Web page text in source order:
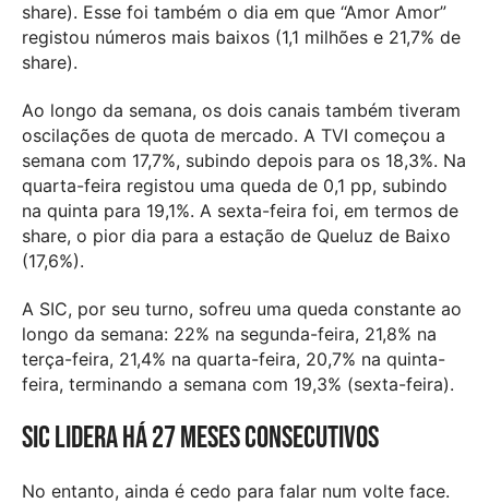
share). Esse foi também o dia em que “Amor Amor”
registou números mais baixos (1,1 milhões e 21,7% de
share).
Ao longo da semana, os dois canais também tiveram
oscilações de quota de mercado. A TVI começou a
semana com 17,7%, subindo depois para os 18,3%. Na
quarta-feira registou uma queda de 0,1 pp, subindo
na quinta para 19,1%. A sexta-feira foi, em termos de
share, o pior dia para a estação de Queluz de Baixo
(17,6%).
A SIC, por seu turno, sofreu uma queda constante ao
longo da semana: 22% na segunda-feira, 21,8% na
terça-feira, 21,4% na quarta-feira, 20,7% na quinta-
feira, terminando a semana com 19,3% (sexta-feira).
SIC lidera há 27 meses consecutivos
No entanto, ainda é cedo para falar num volte face.